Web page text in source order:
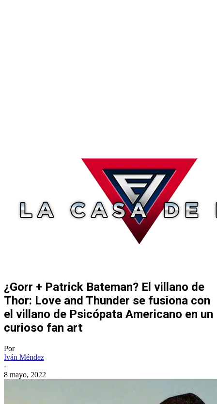
¿Gorr + Patrick Bateman? El villano de
Thor: Love and Thunder se fusiona con
el villano de Psicópata Americano en un
curioso fan art
Por
Iván Méndez
-
8 mayo, 2022